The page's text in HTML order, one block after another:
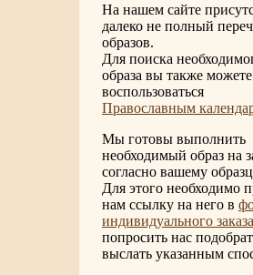
На нашем сайте
далеко не полный
образов.
Для поиска
образа вы также можете
воспользоваться
Православным
Мы готовы выполнить
необходимый образ на
согласно вашему
Для этого необходимо
нам ссылку на него в
индивидуального заказа
попросить нас
выслать указанным